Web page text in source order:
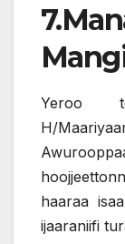
Yeroo
H/
haaraa
ijaaraniifi